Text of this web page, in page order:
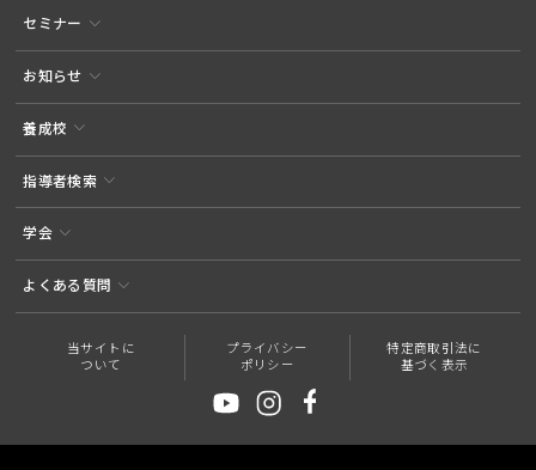
セミナー
お知らせ
養成校
指導者検索
学会
よくある質問
当サイトに
ついて
プライバシー
ポリシー
特定商取引法に
基づく表示